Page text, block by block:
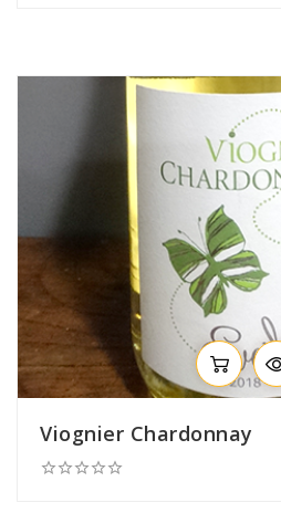
Viognier Chardonnay
